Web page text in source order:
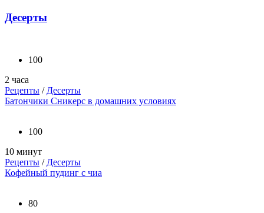
Десерты
100
2 часа
Рецепты / Десерты
Батончики Сникерс в домашних условиях
100
10 минут
Рецепты / Десерты
Кофейный пудинг с чиа
80